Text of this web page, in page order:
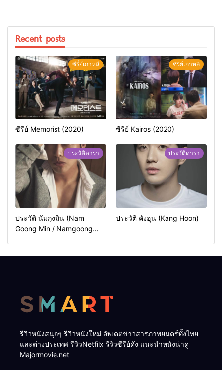
Recent posts
ซีรี่ย์เกาหลี
ซีรีย์ Memorist (2020)
ซีรี่ย์เกาหลี
ซีรีย์ Kairos (2020)
ประวัติดารา
ประวัติ นัมกุงมิน (Nam
Goong Min / Namgoong
ประวัติดารา
ประวัติ คังฮุน (Kang Hoon)
รีวิวหนังสนุกๆ รีวิวหนังใหม่ อัพเดตข่าวสารภาพยนตร์ทั้งไทย
และต่างประเทศ รีวิวNetfilx รีวิวซีรีย์ดัง แนะนำหนังน่าดู
Majormovie.net